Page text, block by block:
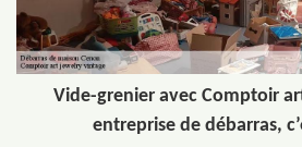
Vide-grenier avec Comptoir
entreprise de débarras,